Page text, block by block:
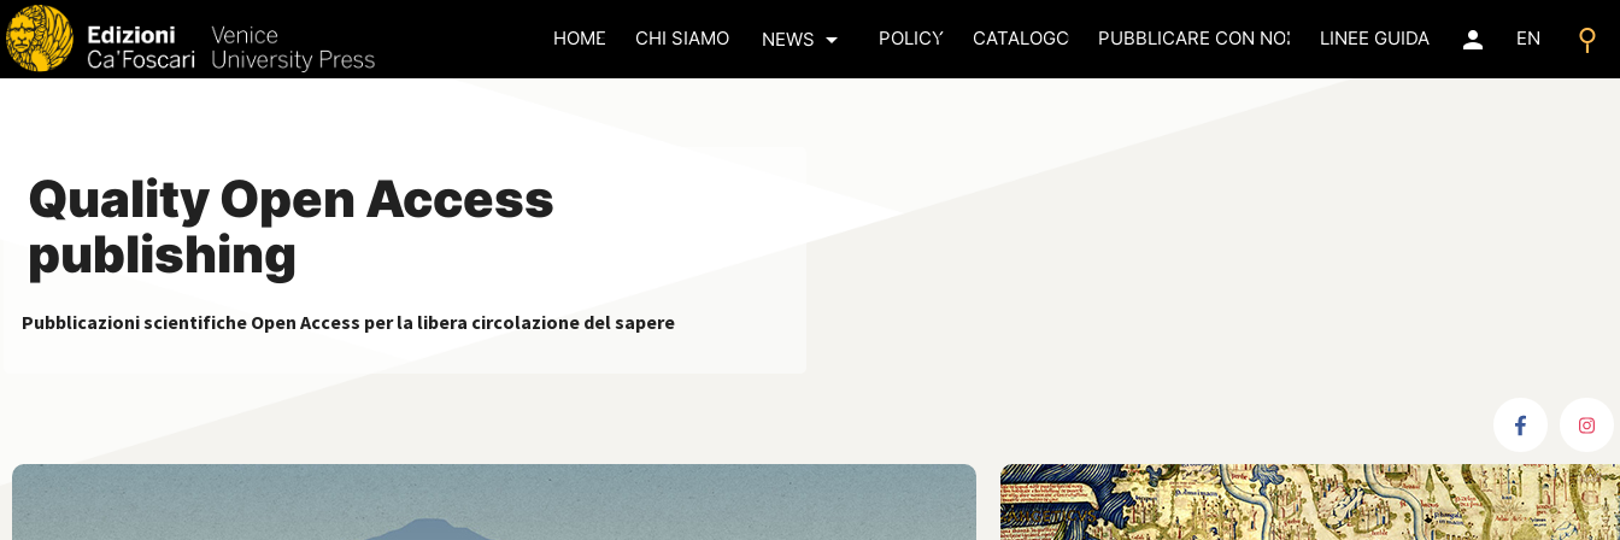
search
HOME CHI SIAMO NEWS arrow_drop_down POLICY CATALOGO PUBBLICARE CON NOI LINEE GUIDA person EN
Quality Open Access
publishing
Pubblicazioni scientifiche Open Access per la libera circolazione del sapere
MONOGRAFIA
open access peer reviewed